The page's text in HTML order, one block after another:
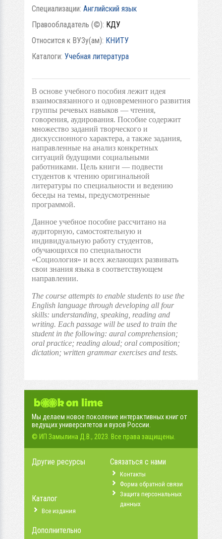
Специализации: Английский язык
Правообладатель (©): КДУ
Относится к ВУЗу(ам): КНИТУ
Каталоги: Учебная литература
В основе учебного пособия лежит идея
взаимосвязанного и одновременного развития
группы речевых навыков — чтения,
говорения, аудирования. Пособие содержит
множество заданий творческого и
дискуссионного характера, а также задания,
направленные на анализ конкретных
ситуаций будущими социальными
работниками. Цель книги — подвести
студентов к чтению оригинальной
литературы по специальности и ведению
беседы на темы, предусмотренные
программой.
Данное учебное пособие рассчитано на
аудиторную, самостоятельную и
индивидуальную работу студентов,
обучающихся по специальности
«Социология» и всех желающих развивать
свои знания языка в соответствующем
направлении.
The course attempts to enable students to use the
English language through developing all four
skills: understanding, speaking, reading and
writing. Each passage will be used to train the
student in the following: aural comprehension;
oral practice; reading aloud; oral composition;
dictation; written grammar exercises and tests.
Мы делаем новое поколение интерактивных книг от
ведущих университетов и вузов России.
© ИП Замылина Д.В., 2023. Все права защищены.
Другие ресурсы
Каталог
Все издания
Дополнительно
Связаться с нами
Контакты
Форма обратной связи
Защита персональных
данных